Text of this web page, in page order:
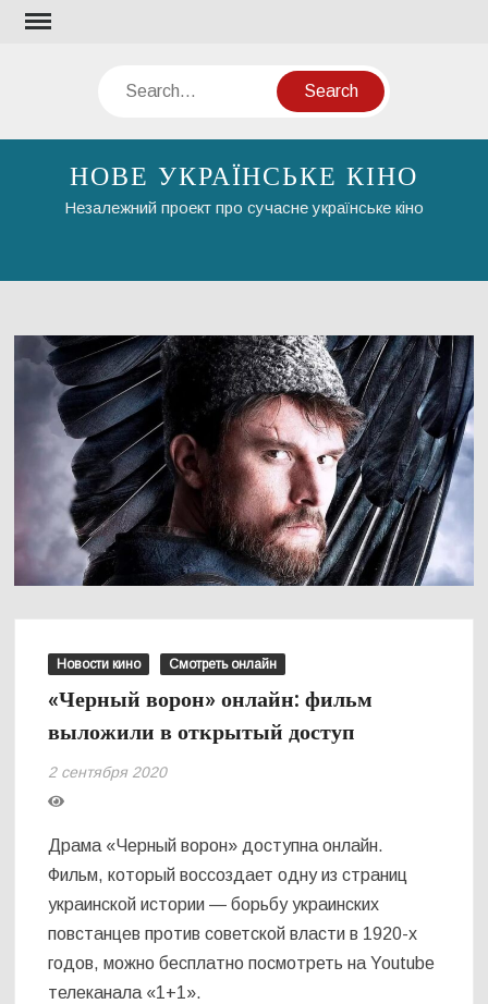
Skip
Search
НОВЕ УКРАЇНСЬКЕ КІНО
Незалежний проект про сучасне українське кіно
Новости кино Смотреть онлайн
«Черный ворон» онлайн: фильм
выложили в открытый доступ
2 сентября 2020
Драма «Черный ворон» доступна онлайн.
Фильм, который воссоздает одну из страниц
украинской истории — борьбу украинских
повстанцев против советской власти в 1920-х
годов, можно бесплатно посмотреть на Youtube
телеканала «1+1».